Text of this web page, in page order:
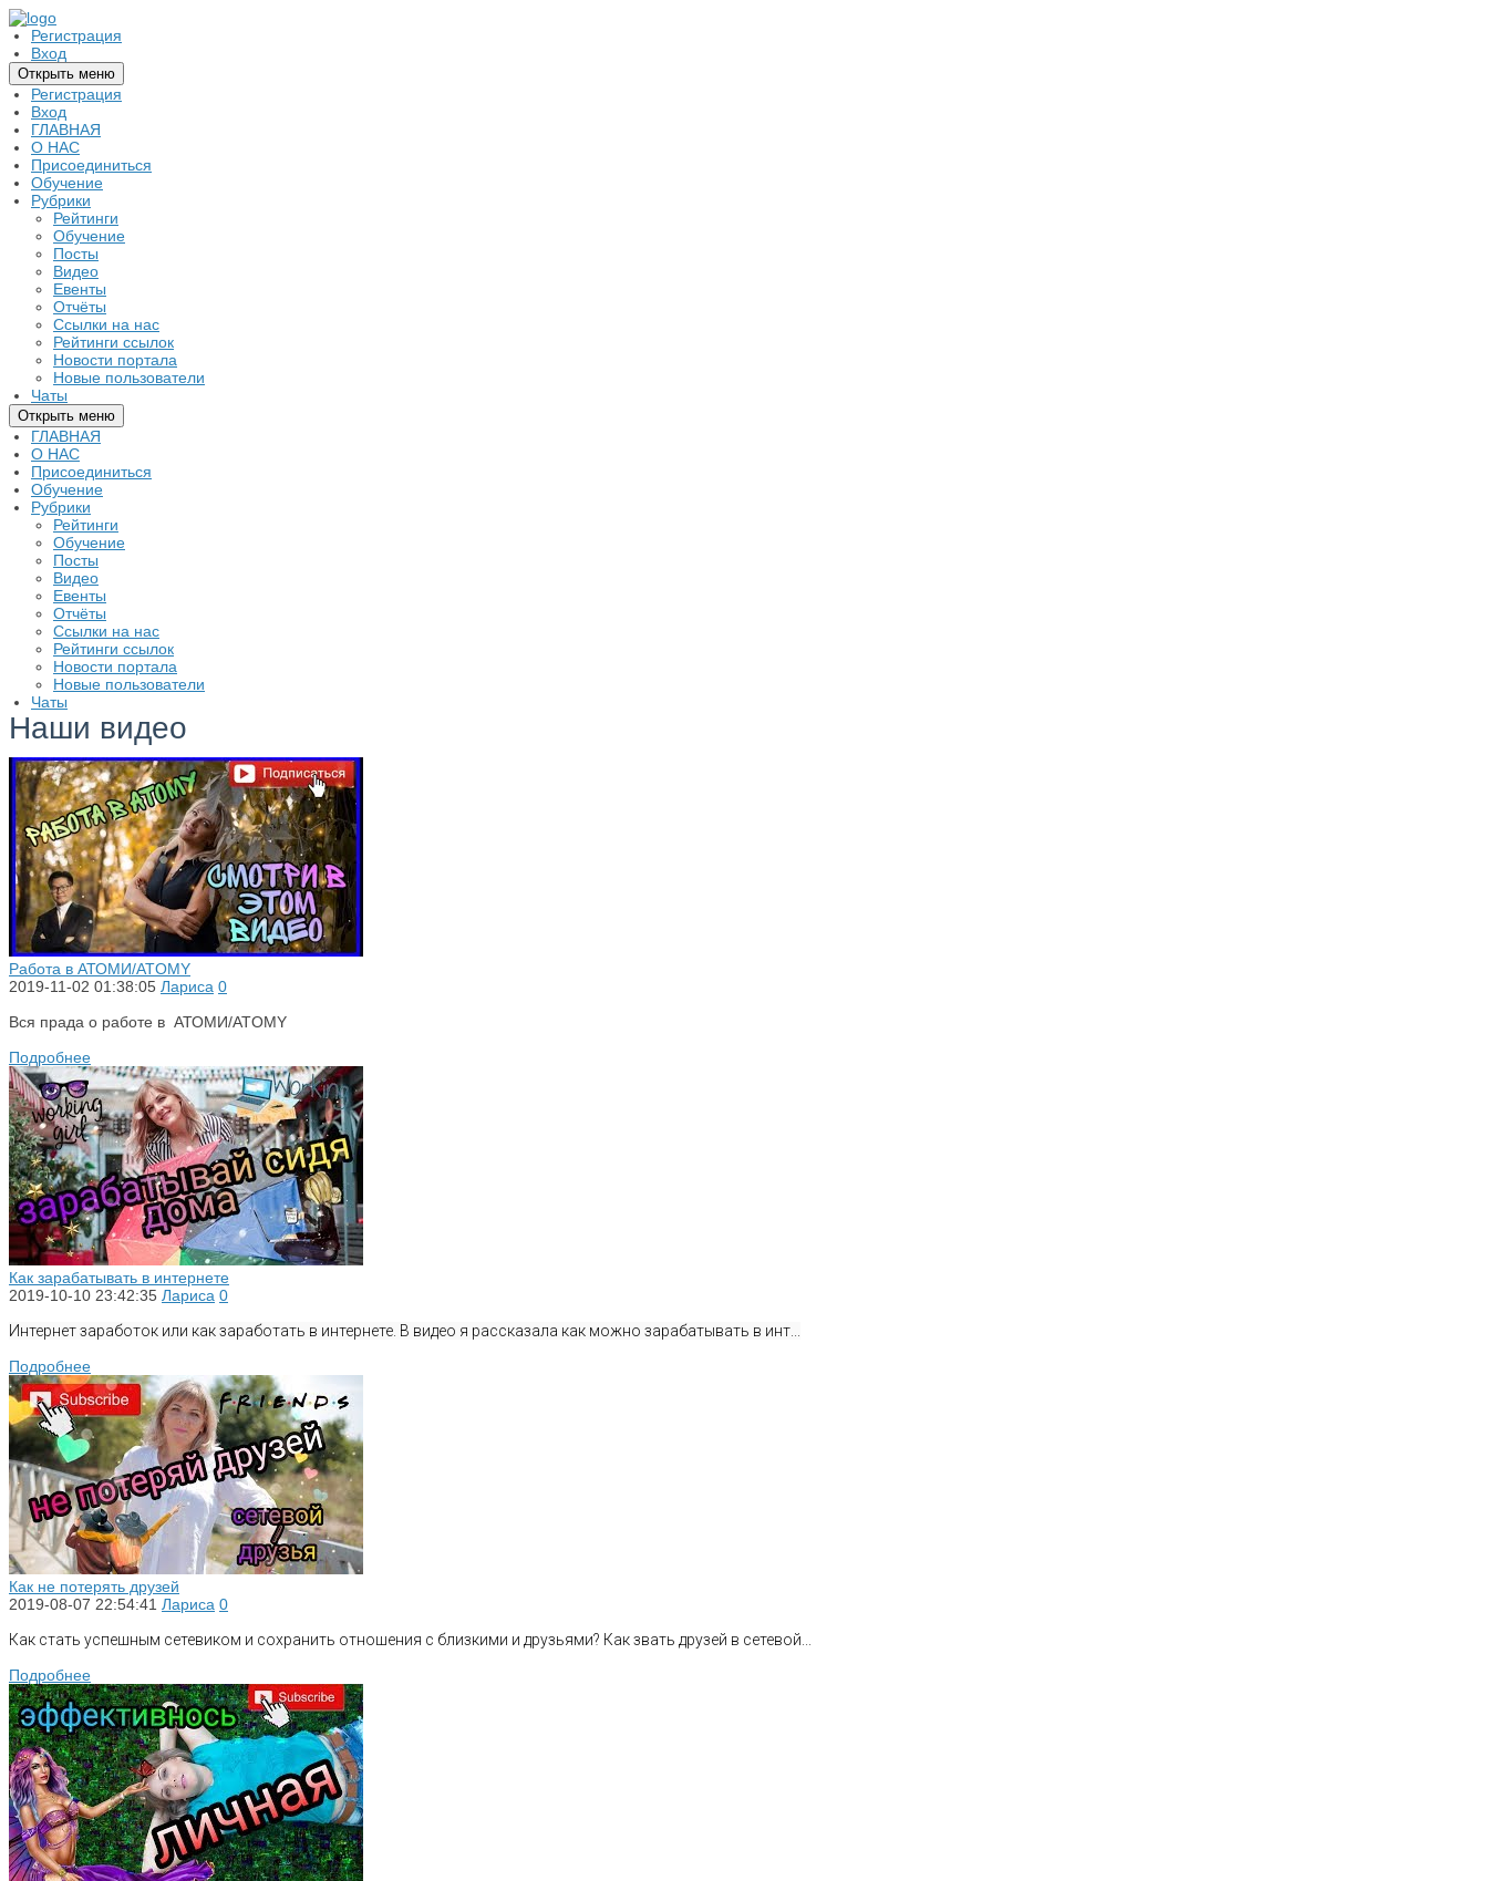
Регистрация
Вход
Открыть меню
Регистрация
Вход
ГЛАВНАЯ
О НАС
Присоединиться
Обучение
Рубрики
Рейтинги
Обучение
Посты
Видео
Евенты
Отчёты
Ссылки на нас
Рейтинги ссылок
Новости портала
Новые пользователи
Чаты
Открыть меню
ГЛАВНАЯ
О НАС
Присоединиться
Обучение
Рубрики
Рейтинги
Обучение
Посты
Видео
Евенты
Отчёты
Ссылки на нас
Рейтинги ссылок
Новости портала
Новые пользователи
Чаты
Наши видео
Работа в АТОМИ/ATOMY
2019-11-02 01:38:05 Лариса 0
Вся прада о работе в АТОМИ/ATOMY
Подробнее
Как зарабатывать в интернете
2019-10-10 23:42:35 Лариса 0
Интернет заработок или как заработать в интернете. В видео я рассказала как можно зарабатывать в инт...
Подробнее
Как не потерять друзей
2019-08-07 22:54:41 Лариса 0
Как стать успешным сетевиком и сохранить отношения с близкими и друзьями? Как звать друзей в сетевой...
Подробнее